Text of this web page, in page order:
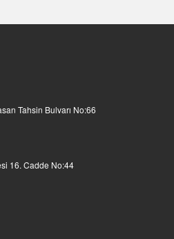
Tahsin Bulvarı No:66
16. Cadde No:44